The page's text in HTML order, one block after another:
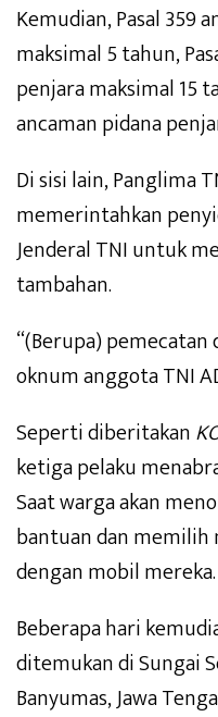
Kemudian, Pasal 359
maksimal 5 tahun,
penjara maksimal 15
ancaman pidana
Di sisi lain, Panglima
memerintahkan
Jenderal TNI untuk
tambahan.
“(Berupa)
oknum anggota TNI
Seperti diberitakan
ketiga pelaku
Saat warga akan
bantuan dan memilih
dengan mobil mereka.
Beberapa hari
ditemukan di Sungai
Banyumas, Jawa